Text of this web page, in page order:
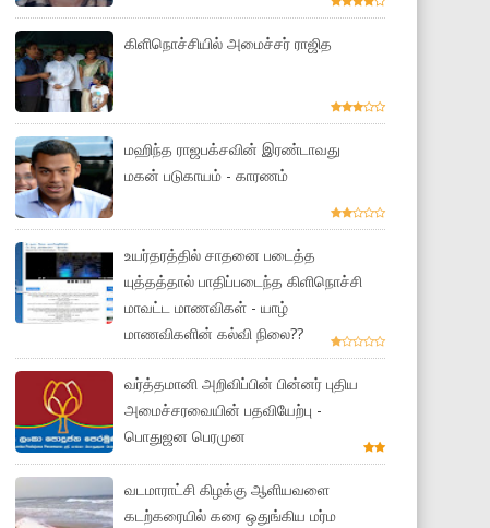
கிளிநொச்சியில் அமைச்சர் ராஜித
மஹிந்த ராஜபக்சவின் இரண்டாவது
மகன் படுகாயம் - காரணம்
உயர்தரத்தில் சாதனை படைத்த
யுத்தத்தால் பாதிப்படைந்த கிளிநொச்சி
மாவட்ட மாணவிகள் - யாழ்
மாணவிகளின் கல்வி நிலை??
வர்த்தமானி அறிவிப்பின் பின்னர் புதிய
அமைச்சரவையின் பதவியேற்பு -
பொதுஜன பெரமுன
வடமாராட்சி கிழக்கு ஆளியவளை
கடற்கரையில் கரை ஒதுங்கிய மர்ம